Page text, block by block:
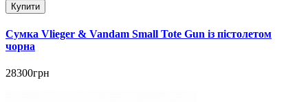
Купити
Сумка Vlieger & Vandam Small Tote Gun із пістолетом
чорна
28300грн